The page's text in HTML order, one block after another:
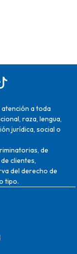
a toda
raza, lengua,
jurídica, social o
de
clientes,
del derecho de
tipo.